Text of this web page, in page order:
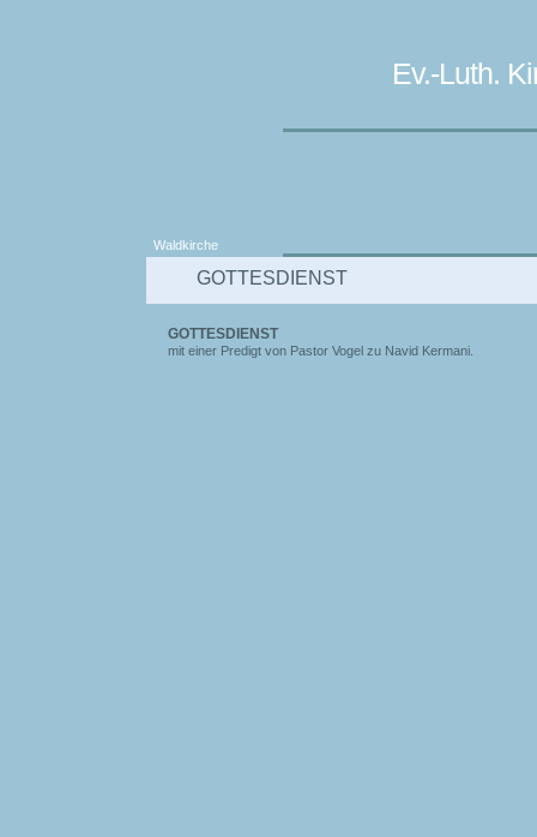
Ev.-Luth.
Waldkirche
GOTTESDIENST
GOTTESDIENST
mit einer Predigt von Pastor Vogel zu Navid Kermani.